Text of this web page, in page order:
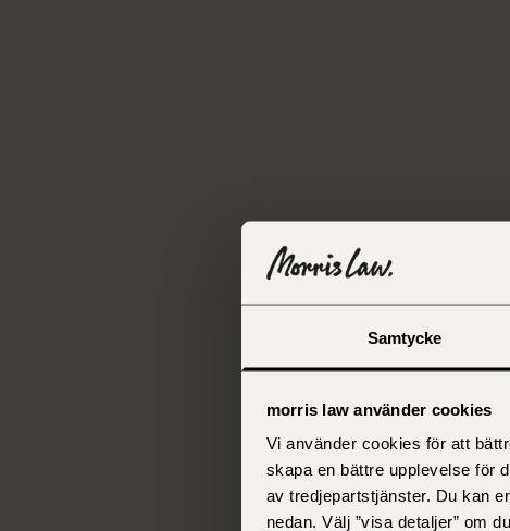
Samtycke
morris law använder cookies
Vi använder cookies för att
skapa en bättre upplevelse för
av tredjepartstjänster. Du kan
nedan. Välj ”visa detaljer” om